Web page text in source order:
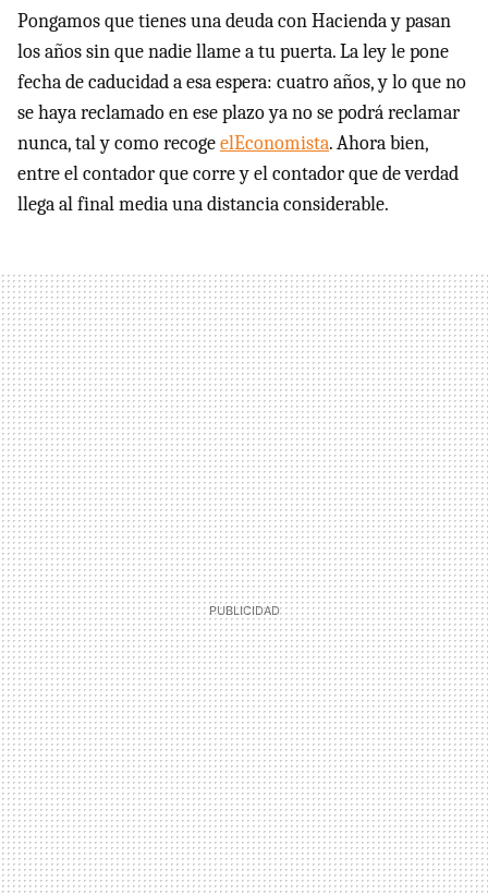
Pongamos que tienes una deuda con Hacienda y pasan
los años sin que nadie llame a tu puerta. La ley le pone
fecha de caducidad a esa espera: cuatro años, y lo que no
se haya reclamado en ese plazo ya no se podrá reclamar
nunca, tal y como recogeelEconomista. Ahora bien,
entre el contador que corre y el contador que de verdad
llega al final media una distancia considerable.